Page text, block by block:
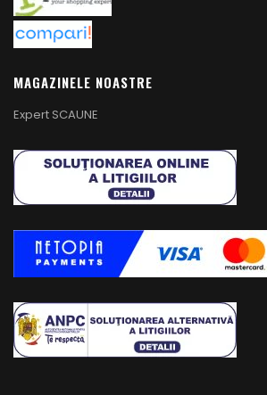
MAGAZINELE NOASTRE
Expert SCAUNE